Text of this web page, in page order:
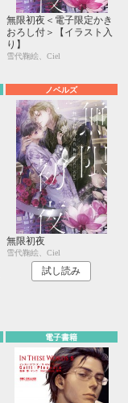
無限初夜＜電子限定かき
おろし付＞【イラスト入
り】
雪代鞠絵、Ciel
ノベルズ
無限初夜
雪代鞠絵、Ciel
試し読み
電子書籍